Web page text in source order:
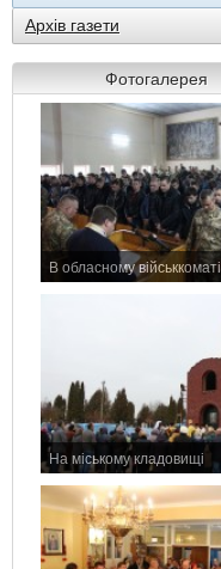
Архів газети
Фотогалерея
В обласному військкоматі
На міському кладовищі